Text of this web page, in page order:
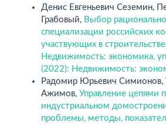
Денис Евгеньевич Сеземин,
Грабовый, Выбор
специализации российских
участвующих в
Недвижимость: экономика,
(2022): Недвижимость:
Радомир Юрьевич Симионов,
Ажимов, Управление цепями
индустриальном
проблемы, методы,